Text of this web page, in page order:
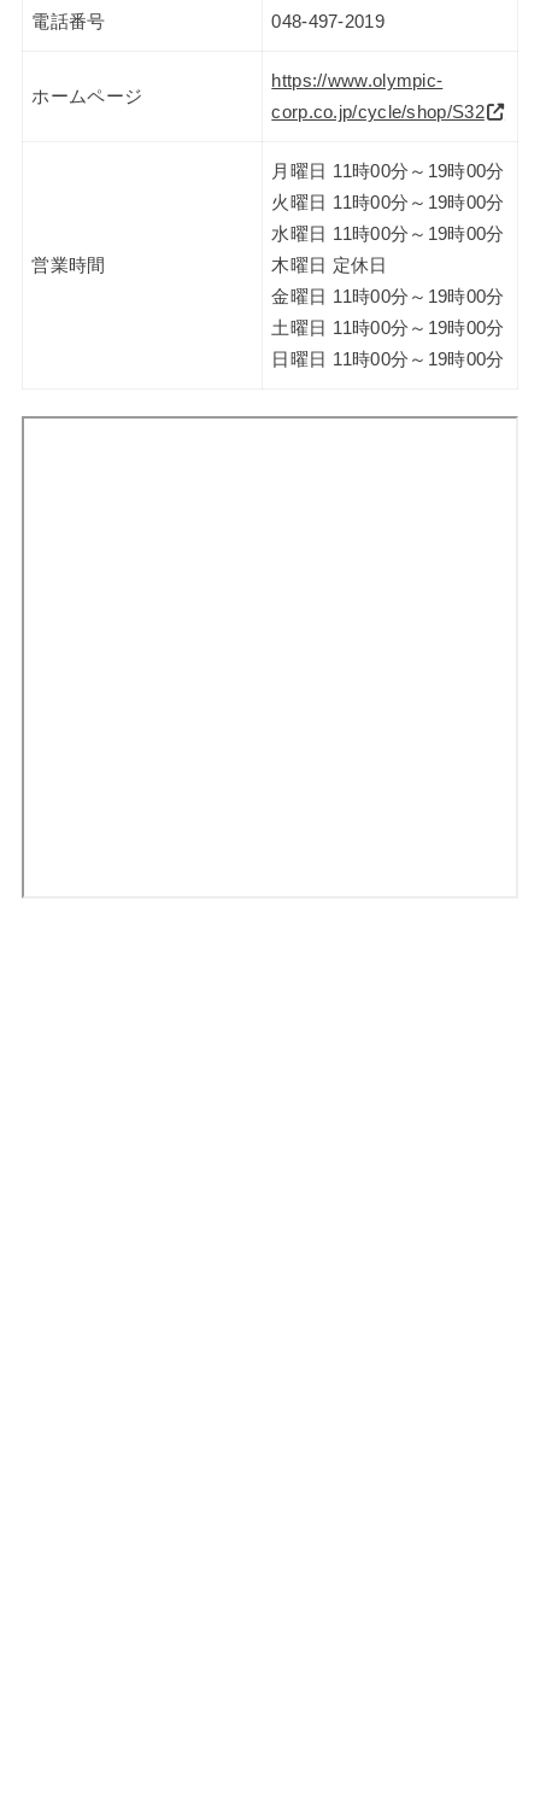
電話番号 048-497-2019
ホームページ
https://www.olympic-
corp.co.jp/cycle/shop/S32
営業時間
月曜日 11時00分～19時00分
火曜日 11時00分～19時00分
水曜日 11時00分～19時00分
木曜日 定休日
金曜日 11時00分～19時00分
土曜日 11時00分～19時00分
日曜日 11時00分～19時00分